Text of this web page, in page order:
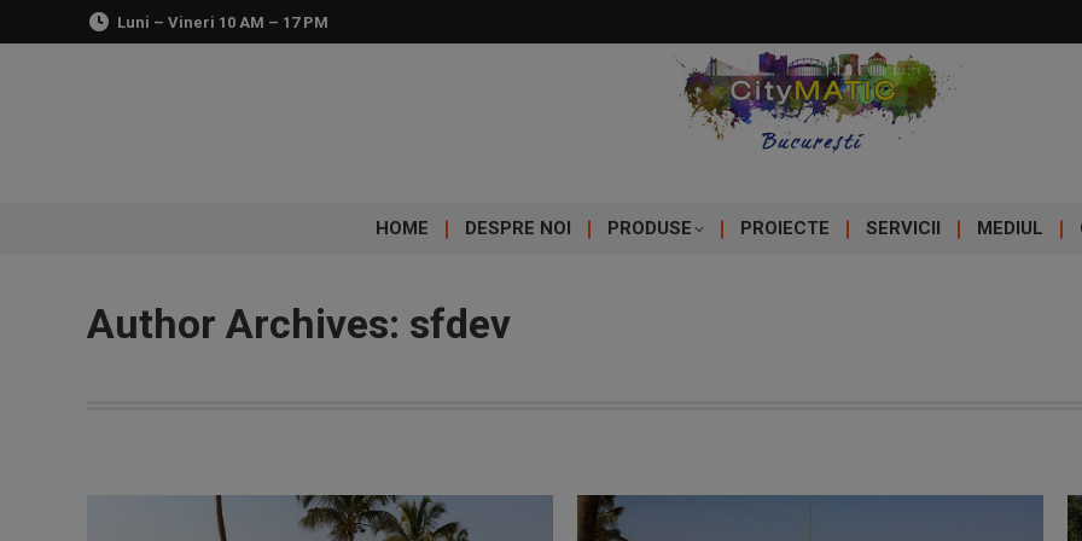
Luni – Vineri 10 AM – 17 PM
HOME DESPRE NOI PRODUSE PROIECTE SERVICII MEDIUL
Author Archives: sfdev